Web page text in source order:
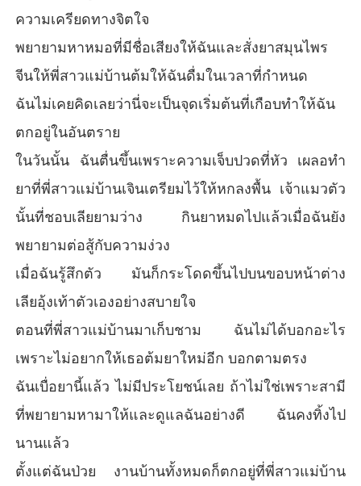
ความเครียดทางจิตใจ
พยายามหาหมอที่มีชื่อเสียงให้ฉันและสั่งยาสมุนไพร
จีนให้พี่สาวแม่บ้านต้มให้ฉันดื่มในเวลาที่กำหนด
ฉันไม่เคยคิดเลยว่านี่จะเป็นจุดเริ่มต้นที่เกือบทำให้ฉัน
ตกอยู่ในอันตราย
ในวันนั้น ฉันตื่นขึ้นเพราะความเจ็บปวดที่หัว เผลอทำ
ยาที่พี่สาวแม่บ้านเจินเตรียมไว้ให้หกลงพื้น เจ้าแมวตัว
นั้นที่ชอบเลียยามว่าง กินยาหมดไปแล้วเมื่อฉันยัง
พยายามต่อสู้กับความง่วง
เมื่อฉันรู้สึกตัว มันก็กระโดดขึ้นไปบนขอบหน้าต่าง
เลียอุ้งเท้าตัวเองอย่างสบายใจ
ตอนที่พี่สาวแม่บ้านมาเก็บชาม ฉันไม่ได้บอกอะไร
เพราะไม่อยากให้เธอต้มยาใหม่อีก บอกตามตรง
ฉันเบื่อยานี้แล้ว ไม่มีประโยชน์เลย ถ้าไม่ใช่เพราะสามี
ที่พยายามหามาให้และดูแลฉันอย่างดี ฉันคงทิ้งไป
นานแล้ว
ตั้งแต่ฉันป่วย งานบ้านทั้งหมดก็ตกอยู่ที่พี่สาวแม่บ้าน